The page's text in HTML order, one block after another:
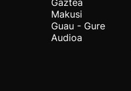
Gaztea
Makusi
Guau - Gure
Audioa